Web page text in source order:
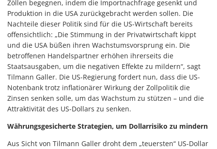
Zöllen begegnen, indem die Importnachfrage gesenkt und
Produktion in die USA zurückgebracht werden sollen. Die
Nachteile dieser Politik sind für die US-Wirtschaft bereits
offensichtlich: „Die Stimmung in der Privatwirtschaft kippt
und die USA büßen ihren Wachstumsvorsprung ein. Die
betroffenen Handelspartner erhöhen ihrerseits die
Staatsausgaben, um die negativen Effekte zu mildern“, sagt
Tilmann Galler. Die US-Regierung fordert nun, dass die US-
Notenbank trotz inflationärer Wirkung der Zollpolitik die
Zinsen senken solle, um das Wachstum zu stützen – und die
Attraktivität des US-Dollars zu senken.
Währungsgesicherte Strategien, um Dollarrisiko zu mindern
Aus Sicht von Tilmann Galler droht dem „teuersten“ US-Dollar